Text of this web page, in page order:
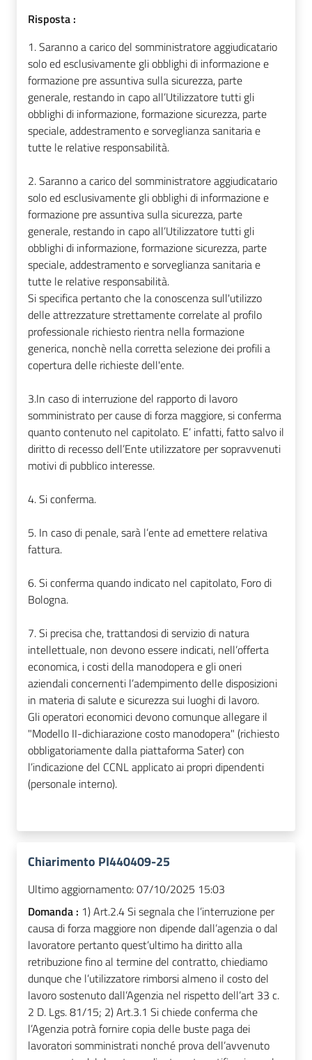
Risposta :
1. Saranno a carico del somministratore aggiudicatario
solo ed esclusivamente gli obblighi di informazione e
formazione pre assuntiva sulla sicurezza, parte
generale, restando in capo all’Utilizzatore tutti gli
obblighi di informazione, formazione sicurezza, parte
speciale, addestramento e sorveglianza sanitaria e
tutte le relative responsabilità.
2. Saranno a carico del somministratore aggiudicatario
solo ed esclusivamente gli obblighi di informazione e
formazione pre assuntiva sulla sicurezza, parte
generale, restando in capo all’Utilizzatore tutti gli
obblighi di informazione, formazione sicurezza, parte
speciale, addestramento e sorveglianza sanitaria e
tutte le relative responsabilità.
Si specifica pertanto che la conoscenza sull'utilizzo
delle attrezzature strettamente correlate al profilo
professionale richiesto rientra nella formazione
generica, nonchè nella corretta selezione dei profili a
copertura delle richieste dell'ente.
3.In caso di interruzione del rapporto di lavoro
somministrato per cause di forza maggiore, si conferma
quanto contenuto nel capitolato. E’ infatti, fatto salvo il
diritto di recesso dell’Ente utilizzatore per sopravvenuti
motivi di pubblico interesse.
4. Si conferma.
5. In caso di penale, sarà l’ente ad emettere relativa
fattura.
6. Si conferma quando indicato nel capitolato, Foro di
Bologna.
7. Si precisa che, trattandosi di servizio di natura
intellettuale, non devono essere indicati, nell’offerta
economica, i costi della manodopera e gli oneri
aziendali concernenti l’adempimento delle disposizioni
in materia di salute e sicurezza sui luoghi di lavoro.
Gli operatori economici devono comunque allegare il
"Modello II-dichiarazione costo manodopera" (richiesto
obbligatoriamente dalla piattaforma Sater) con
l’indicazione del CCNL applicato ai propri dipendenti
(personale interno).
Chiarimento PI440409-25
Ultimo aggiornamento:07/10/2025 15:03
Domanda : 1) Art.2.4 Si segnala che l’interruzione per
causa di forza maggiore non dipende dall’agenzia o dal
lavoratore pertanto quest’ultimo ha diritto alla
retribuzione fino al termine del contratto, chiediamo
dunque che l’utilizzatore rimborsi almeno il costo del
lavoro sostenuto dall’Agenzia nel rispetto dell’art 33 c.
2 D. Lgs. 81/15; 2) Art.3.1 Si chiede conferma che
l’Agenzia potrà fornire copia delle buste paga dei
lavoratori somministrati nonché prova dell’avvenuto